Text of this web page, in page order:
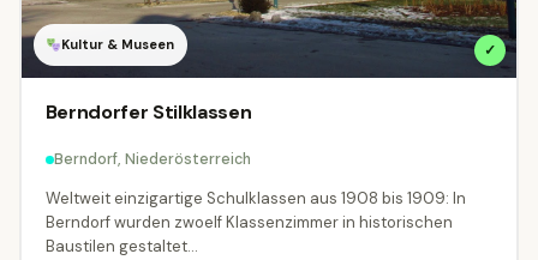
Kultur & Museen ✓
Berndorfer Stilklassen
Berndorf, Niederösterreich
Weltweit einzigartige Schulklassen aus 1908 bis 1909: In
Berndorf wurden zwoelf Klassenzimmer in historischen
Baustilen gestaltet...